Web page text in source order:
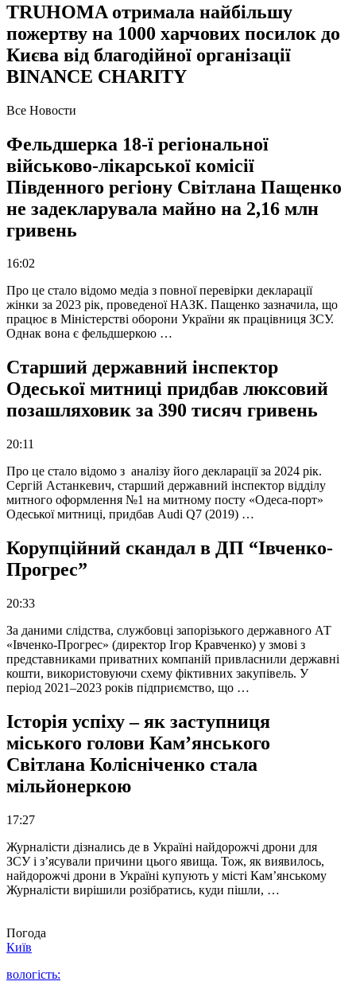
TRUHOMA отримала найбільшу
пожертву на 1000 харчових посилок до
Києва від благодійної організації
BINANCE CHARITY
Все Новости
Фельдшерка 18-ї регіональної
військово-лікарської комісії
Південного регіону Світлана Пащенко
не задекларувала майно на 2,16 млн
гривень
16:02
Про це стало відомо медіа з повної перевірки декларації
жінки за 2023 рік, проведеної НАЗК. Пащенко зазначила, що
працює в Міністерстві оборони України як працівниця ЗСУ.
Однак вона є фельдшеркою …
Старший державний інспектор
Одеської митниці придбав люксовий
позашляховик за 390 тисяч гривень
20:11
Про це стало відомо з аналізу його декларації за 2024 рік.
Сергій Астанкевич, старший державний інспектор відділу
митного оформлення №1 на митному посту «Одеса-порт»
Одеської митниці, придбав Audi Q7 (2019) …
Корупційний скандал в ДП “Івченко-
Прогрес”
20:33
За даними слідства, службовці запорізького державного АТ
«Івченко-Прогрес» (директор Ігор Кравченко) у змові з
представниками приватних компаній привласнили державні
кошти, використовуючи схему фіктивних закупівель. У
період 2021–2023 років підприємство, що …
Історія успіху – як заступниця
міського голови Кам’янського
Світлана Колісніченко стала
мільйонеркою
17:27
Журналісти дізнались де в Україні найдорожчі дрони для
ЗСУ і з’ясували причини цього явища. Тож, як виявилось,
найдорожчі дрони в Україні купують у місті Кам’янському
Журналісти вирішили розібратись, куди пішли, …
Погода
Київ
вологість: